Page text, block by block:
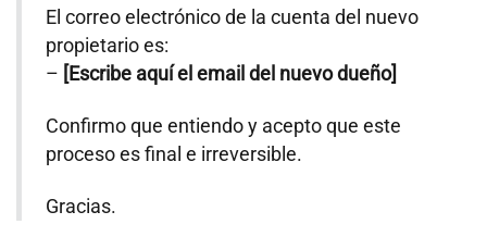
El correo electrónico de la cuenta del nuevo
propietario es:
– [Escribe aquí el email del nuevo dueño]
Confirmo que entiendo y acepto que este
proceso es final e irreversible.
Gracias.